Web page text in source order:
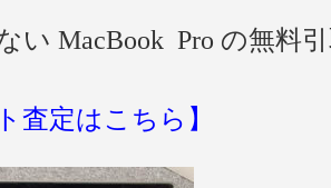
い MacBook Pro の無料
査定はこちら】